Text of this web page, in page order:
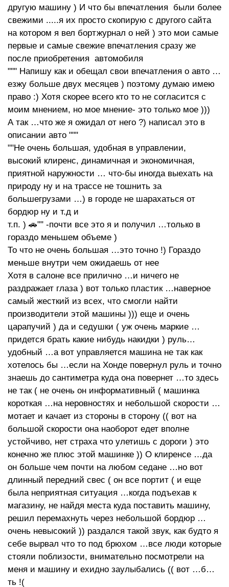
другую машину ) И что бы впечатления были более
свежими .....я их просто скопирую с другого сайта
на котором я вел бортжурнал о ней ) это мои самые
первые и самые свежие впечатления сразу же
после приобретения автомобиля
""" Напишу как и обещал свои впечатления о авто …
езжу больше двух месяцев ) поэтому думаю имею
право :) Хотя скорее всего кто то не согласится с
моим мнением, но мое мнение- это только мое )))
А так …что же я ожидал от него ?) написал это в
описании авто """
""Не очень большая, удобная в управлении,
высокий клиренс, динамичная и экономичная,
приятной наружности … что-бы иногда выехать на
природу ну и на трассе не тошнить за
большегрузами …) в городе не шарахаться от
бордюр ну и т.д и
т.п. ) 🚗"" -почти все это я и получил …только в
гораздо меньшем объеме )
То что не очень большая …это точно !) Гораздо
меньше внутри чем ожидаешь от нее
Хотя в салоне все прилично …и ничего не
раздражает глаза ) вот только пластик …наверное
самый жесткий из всех, что смогли найти
производители этой машины ))) еще и очень
царапучий ) да и седушки ( уж очень маркие …
придется брать какие нибудь накидки ) руль…
удобный …а вот управляется машина не так как
хотелось бы …если на Хонде повернул руль и точно
знаешь до сантиметра куда она повернет …то здесь
не так ( не очень он информативный ( машинка
короткая …на неровностях и небольшой скорости …
мотает и качает из стороны в сторону (( вот на
большой скорости она наоборот едет вполне
устойчиво, нет страха что улетишь с дороги ) это
конечно же плюс этой машинке )) О клиренсе …да
он больше чем почти на любом седане …но вот
длинный передний свес ( он все портит ( и еще
была неприятная ситуация …когда подъехав к
магазину, не найдя места куда поставить машину,
решил перемахнуть через небольшой бордюр …
очень невысокий )) раздался такой звук, как будто я
себе вырвал что то под брюхом …все люди которые
стояли поблизости, внимательно посмотрели на
меня и машину и ехидно заулыбались (( вот …б…
ть !(